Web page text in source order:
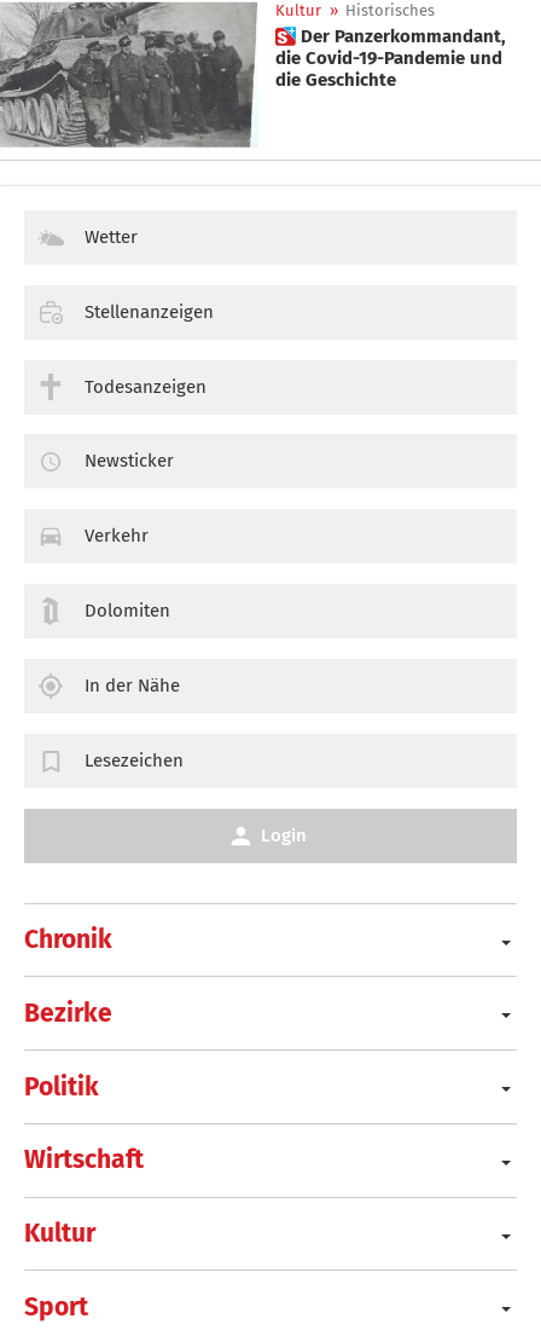
Kultur » Historisches
 Der Panzerkommandant,
die Covid-19-Pandemie und
die Geschichte
Chronik
Bezirke
Politik
Wirtschaft
Kultur
Sport
Wetter
Stellenanzeigen
Todesanzeigen
Newsticker
Verkehr
Dolomiten
In der Nähe
Lesezeichen
Login